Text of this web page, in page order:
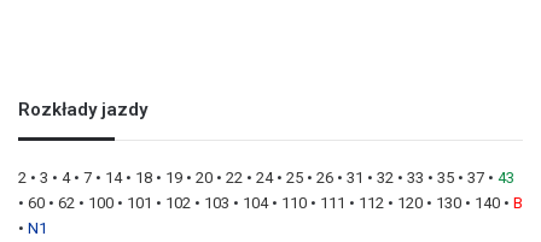
Rozkłady jazdy
2 • 3 • 4• 7 • 14• 18 • 19 • 20 • 22 • 24• 25 • 26 • 31 • 32 • 33 • 35 • 37 • 43
• 60 • 62 • 100 • 101 • 102 • 103 • 104• 110 • 111 • 112 • 120 • 130 • 140 • B
• N1